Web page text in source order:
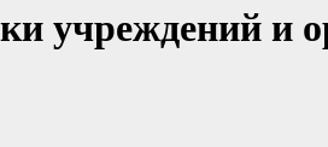
учреждений и